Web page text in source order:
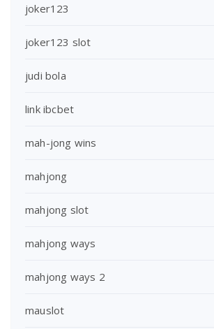
joker123
joker123 slot
judi bola
link ibcbet
mah-jong wins
mahjong
mahjong slot
mahjong ways
mahjong ways 2
mauslot